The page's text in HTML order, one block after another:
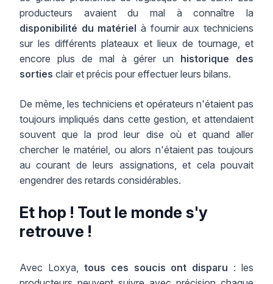
producteurs avaient du mal à connaître la
disponibilité du matériel à fournir aux techniciens
sur les différents plateaux et lieux de tournage, et
encore plus de mal à gérer un historique des
sorties clair et précis pour effectuer leurs bilans.
De même, les techniciens et opérateurs n'étaient pas
toujours impliqués dans cette gestion, et attendaient
souvent que la prod leur dise où et quand aller
chercher le matériel, ou alors n'étaient pas toujours
au courant de leurs assignations, et cela pouvait
engendrer des retards considérables.
Et hop ! Tout le monde s'y
retrouve !
Avec Loxya, tous ces soucis ont disparu : les